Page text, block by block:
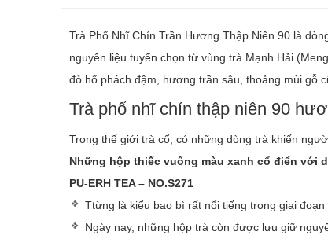
Trà Phổ Nhĩ Chín Trần Hương Thập Niên 90 là
nguyên liệu tuyển chọn từ vùng trà Mạnh Hải
đỏ hổ phách đậm, hương trần sâu, thoảng mùi gỗ
Trà phổ nhĩ chín thập niên 90
Trong thế giới trà cổ, có những dòng trà khiến
Những hộp thiếc vuông màu xanh cổ điển với
PU-ERH TEA – NO.S271
Ttừng là kiểu bao bì rất nổi tiếng trong giai
Ngày nay, những hộp trà còn được lưu giữ